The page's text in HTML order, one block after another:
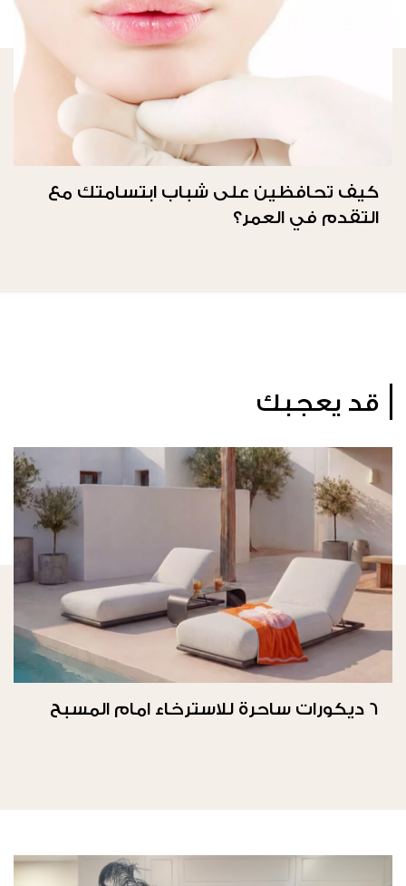
كيف تحافظين على شباب ابتسامتك مع
التقدم في العمر؟
قد يعجبك
6 ديكورات ساحرة للاسترخاء امام المسبح